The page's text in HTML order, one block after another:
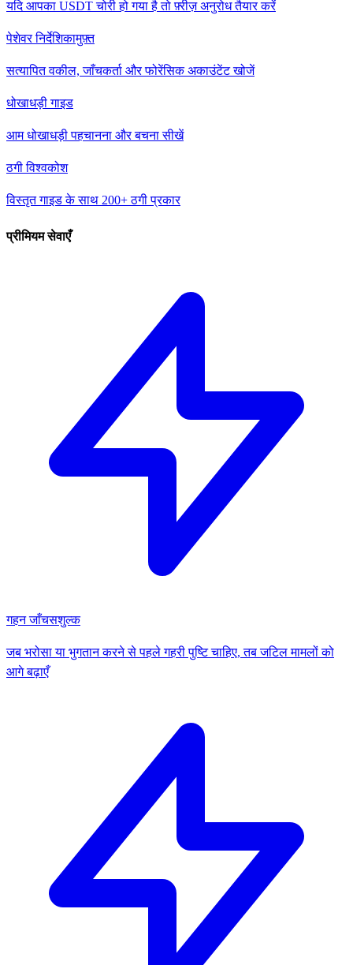
यदि आपका USDT चोरी हो गया है तो फ़्रीज़ अनुरोध तैयार करें
पेशेवर निर्देशिकामुफ़्त
सत्यापित वकील, जाँचकर्ता और फोरेंसिक अकाउंटेंट खोजें
धोखाधड़ी गाइड
आम धोखाधड़ी पहचानना और बचना सीखें
ठगी विश्वकोश
विस्तृत गाइड के साथ 200+ ठगी प्रकार
प्रीमियम सेवाएँ
गहन जाँचसशुल्क
जब भरोसा या भुगतान करने से पहले गहरी पुष्टि चाहिए, तब जटिल मामलों को
आगे बढ़ाएँ